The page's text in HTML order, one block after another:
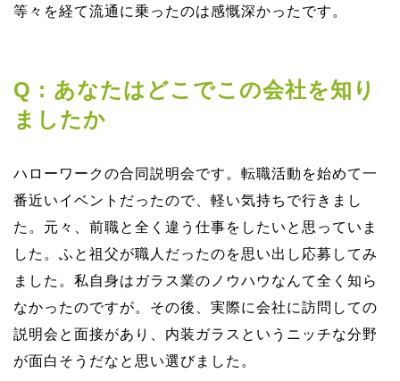
等々を経て流通に乗ったのは感慨深かったです。
Q : あなたはどこでこの会社を知り
ましたか
ハローワークの合同説明会です。転職活動を始めて⼀
番近いイベントだったので、軽い気持ちで⾏きまし
た。元々、前職と全く違う仕事をしたいと思っていま
した。ふと祖⽗が職⼈だったのを思い出し応募してみ
ました。私⾃⾝はガラス業のノウハウなんて全く知ら
なかったのですが。その後、実際に会社に訪問しての
説明会と⾯接があり、内装ガラスというニッチな分野
が⾯⽩そうだなと思い選びました。